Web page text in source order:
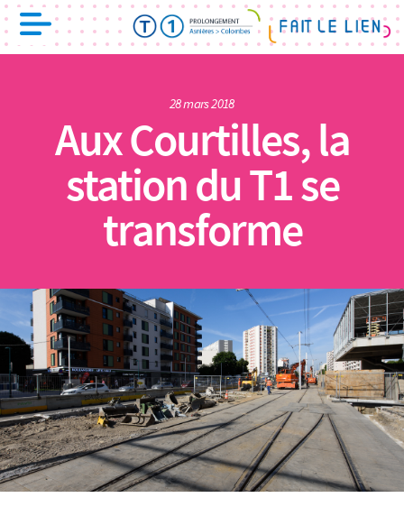
28 mars 2018
Aux Courtilles, la
station du T1 se
transforme